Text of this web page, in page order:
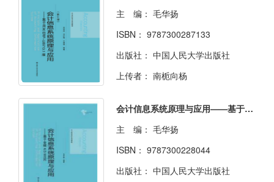
主 编： 毛华扬
ISBN： 9787300287133
出版社： 中国人民大学出版社
上传者： 南栀向杨
会计信息系统原理与应用——基于金蝶K/3 WISE
主 编： 毛华扬
ISBN： 9787300228044
出版社： 中国人民大学出版社